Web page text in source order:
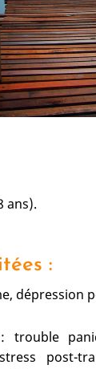
ans).
:
dépression
trouble
post-